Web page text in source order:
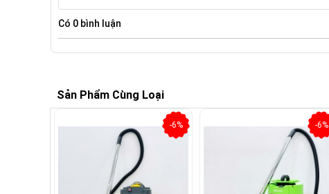
Có 0 bình luận
Sản Phẩm Cùng Loại
-6% -6%